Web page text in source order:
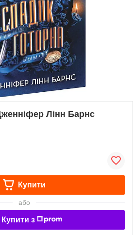
Лінн Барнс
Купити
або
Купити з